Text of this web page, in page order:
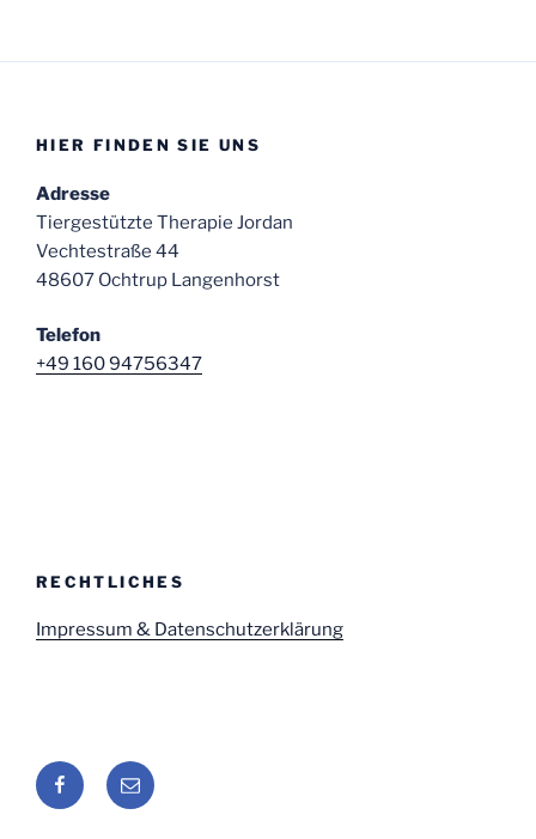
HIER FINDEN SIE UNS
Adresse
Tiergestützte Therapie Jordan
Vechtestraße 44
48607 Ochtrup Langenhorst
Telefon
+49 160 94756347
RECHTLICHES
Impressum & Datenschutzerklärung
Facebook
E-
Mail